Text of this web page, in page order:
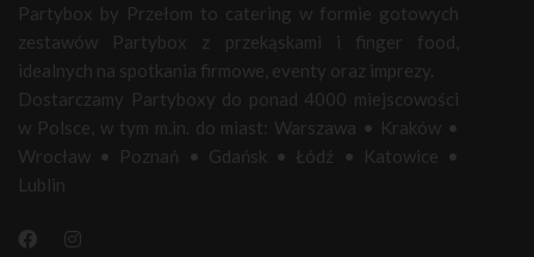
Partybox by Przełom to catering w formie gotowych
zestawów Partybox z przekąskami i finger food,
idealnych na spotkania firmowe, eventy oraz imprezy.
Dostarczamy Partyboxy do ponad 4000 miejscowości
w Polsce, w tym m.in. do miast: Warszawa • Kraków •
Wrocław • Poznań • Gdańsk • Łódź • Katowice •
Lublin